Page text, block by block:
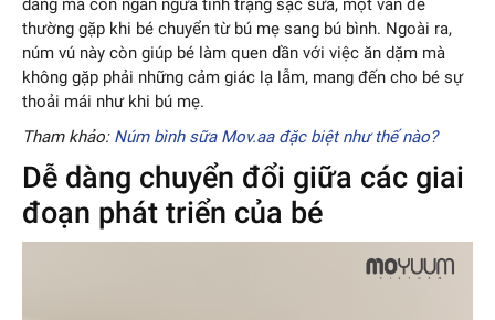
dàng mà còn ngăn ngừa tình trạng sặc sữa, một vấn đề
thường gặp khi bé chuyển từ bú mẹ sang bú bình. Ngoài ra,
núm vú này còn giúp bé làm quen dần với việc ăn dặm mà
không gặp phải những cảm giác lạ lẫm, mang đến cho bé sự
thoải mái như khi bú mẹ.
Tham khảo: Núm bình sữa Mov.aa đặc biệt như thế nào?
Dễ dàng chuyển đổi giữa các giai
đoạn phát triển của bé